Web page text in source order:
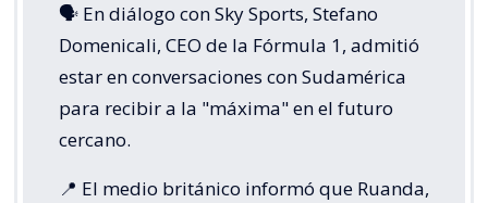
🗣️ En diálogo con Sky Sports, Stefano
Domenicali, CEO de la Fórmula 1, admitió
estar en conversaciones con Sudamérica
para recibir a la "máxima" en el futuro
cercano.
📍 El medio británico informó que Ruanda,